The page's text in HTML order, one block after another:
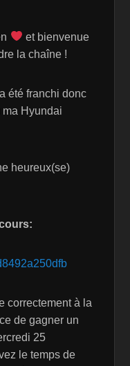
et bienvenue
la chaîne !
été franchi donc
ma Hyundai
heureux(se)
correctement à la
de gagner un
25
le temps de